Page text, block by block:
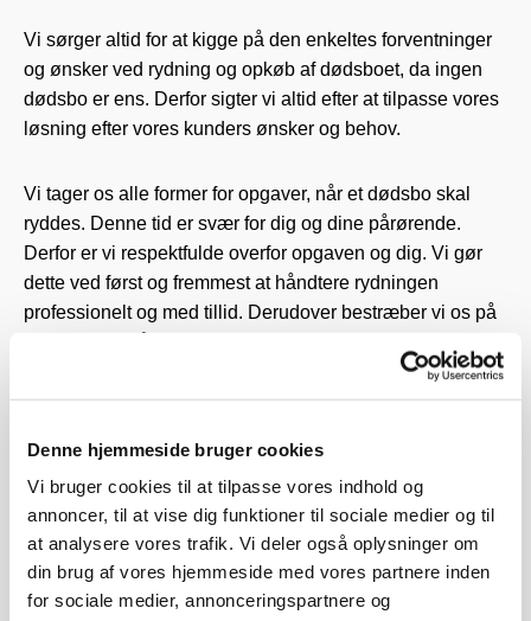
Denne hjemmeside bruger cookies
Vi bruger cookies til at tilpasse vores indhold og
annoncer, til at vise dig funktioner til sociale medier og til
at analysere vores trafik. Vi deler også oplysninger om
din brug af vores hjemmeside med vores partnere inden
for sociale medier, annonceringspartnere og
Vi sørger altid for at kigge på den enkeltes forventninger
og ønsker ved rydning og opkøb af dødsboet, da ingen
dødsbo er ens. Derfor sigter vi altid efter at tilpasse vores
løsning efter vores kunders ønsker og behov.
Vi tager os alle former for opgaver, når et dødsbo skal
ryddes. Denne tid er svær for dig og dine pårørende.
Derfor er vi respektfulde overfor opgaven og dig. Vi gør
dette ved først og fremmest at håndtere rydningen
professionelt og med tillid. Derudover bestræber vi os på
Du kan have tillid til os gennem hele processen, da vi
boet, præcist som du vil have det. Uanset om du blot skal
have flyttet et par ting eller et helt hjem, sørger vi for at
udføre rydningen på en ordentlig måde. Ingen opgave er
for stor eller for lille. Om det drejer sig om en stor villa,
landejendom, en lejlighed eller en plejebolig, garanterer vi
en professionel og god service hele vejen igennem.